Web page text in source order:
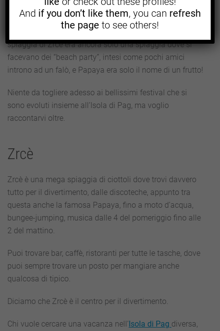
che viene chiamata “Ibiza Croata”!
Tutto il mio viaggio ebbe inizio tanti anni fa quando la
spiaggia di Zrcè era ancora solo una spiaggia dove si
facevano dei “beach party”, intesi come pochi amici
introno ad un falò, e Papaya era solo il nome di un frutto!
Niente da togliere adesso ai bellissimi festival che si
sono evoluti insieme all’Isola di Pag, ma voglio
raccontarvi oltre.
Zrcè
Zrcè è una mega spiaggia di ciottoli dove trovi davvero
tutto per il divertimento, dalle discoteche, appunto tra
questa anche la famosa Papaya, fino a moto d’acqua,
bungee-jumping, musica dalle 4 del pomeriggio fino alle
2 del mattino.
Puoi trovare bar, caffè, ristoranti per tutte le tasche, dove
puoi sempre trovare un posto per mangiare anche
qualcosa di tipico.
Diciamo che Zrcè è il centro per il divertimento.
Chi vuole cercare una vacanza nell’Isola di Pag diversa,
And if you don’t like them, you can refresh
the page to see others!